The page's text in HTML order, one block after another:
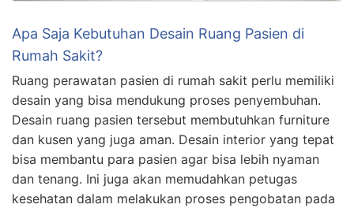
Apa Saja Kebutuhan Desain Ruang Pasien di
Rumah Sakit?
Ruang perawatan pasien di rumah sakit perlu memiliki
desain yang bisa mendukung proses penyembuhan.
Desain ruang pasien tersebut membutuhkan furniture
dan kusen yang juga aman. Desain interior yang tepat
bisa membantu para pasien agar bisa lebih nyaman
dan tenang. Ini juga akan memudahkan petugas
kesehatan dalam melakukan proses pengobatan pada